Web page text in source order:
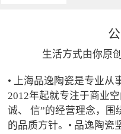
生活方式由你原
• 上海品逸陶瓷是专业从
2012年起就专注于商业
诚、 信”的经营理念，围
的品质方针。• 品逸陶瓷